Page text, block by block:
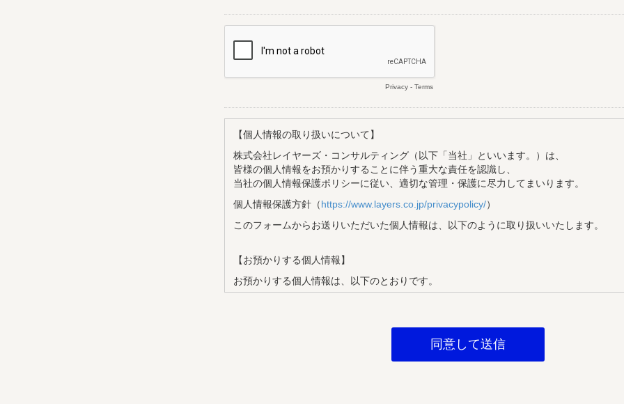
Privacy - Terms
【個人情報の取り扱いについて】
株式会社レイヤーズ・コンサルティング（以下「当社」といいます。）は、
皆様の個人情報をお預かりすることに伴う重大な責任を認識し、
当社の個人情報保護ポリシーに従い、適切な管理・保護に尽力してまいります。
個人情報保護方針（https://www.layers.co.jp/privacypolicy/）
このフォームからお送りいただいた個人情報は、以下のように取り扱いいたします。
【お預かりする個人情報】
お預かりする個人情報は、以下のとおりです。